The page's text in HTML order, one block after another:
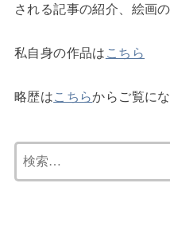
される記事の紹介、絵画
私自身の作品は こちら
略歴はこちらからご覧にな